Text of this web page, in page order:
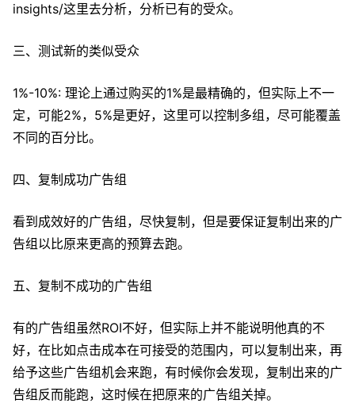
insights/这里去分析，分析已有的受众。
三、测试新的类似受众
1%-10%: 理论上通过购买的1%是最精确的，但实际上不一
定，可能2%，5%是更好，这里可以控制多组，尽可能覆盖
不同的百分比。
四、复制成功广告组
看到成效好的广告组，尽快复制，但是要保证复制出来的广
告组以比原来更高的预算去跑。
五、复制不成功的广告组
有的广告组虽然ROI不好，但实际上并不能说明他真的不
好，在比如点击成本在可接受的范围内，可以复制出来，再
给予这些广告组机会来跑，有时候你会发现，复制出来的广
告组反而能跑，这时候在把原来的广告组关掉。